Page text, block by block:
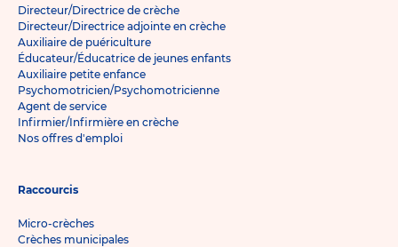
Directeur/Directrice de crèche
Directeur/Directrice adjointe en crèche
Auxiliaire de puériculture
Éducateur/Éducatrice de jeunes enfants
Auxiliaire petite enfance
Psychomotricien/Psychomotricienne
Agent de service
Infirmier/Infirmière en crèche
Nos offres d'emploi
Raccourcis
Micro-crèches
Crèches municipales